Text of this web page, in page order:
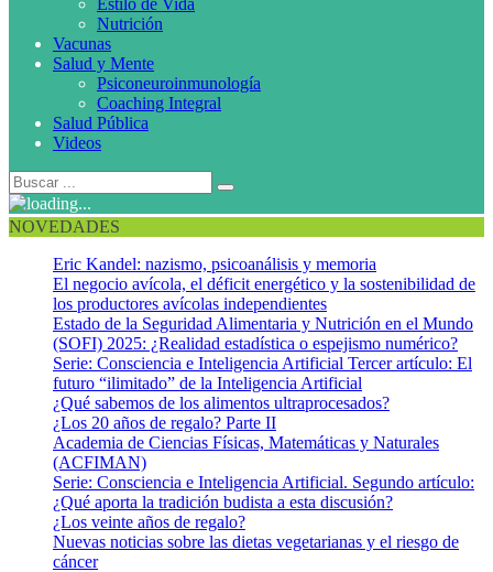
Estilo de Vida
Nutrición
Vacunas
Salud y Mente
Psiconeuroinmunología
Coaching Integral
Salud Pública
Videos
NOVEDADES
Eric Kandel: nazismo, psicoanálisis y memoria
El negocio avícola, el déficit energético y la sostenibilidad de
los productores avícolas independientes
Estado de la Seguridad Alimentaria y Nutrición en el Mundo
(SOFI) 2025: ¿Realidad estadística o espejismo numérico?
Serie: Consciencia e Inteligencia Artificial Tercer artículo: El
futuro “ilimitado” de la Inteligencia Artificial
¿Qué sabemos de los alimentos ultraprocesados?
¿Los 20 años de regalo? Parte II
Academia de Ciencias Físicas, Matemáticas y Naturales
(ACFIMAN)
Serie: Consciencia e Inteligencia Artificial. Segundo artículo:
¿Qué aporta la tradición budista a esta discusión?
¿Los veinte años de regalo?
Nuevas noticias sobre las dietas vegetarianas y el riesgo de
cáncer